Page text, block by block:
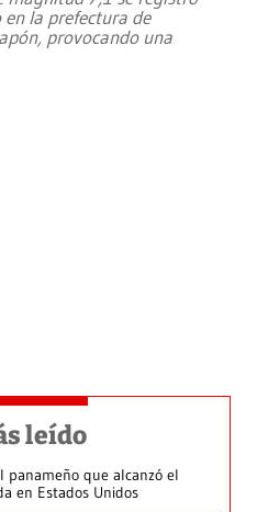
la prefectura de
provocando una
leído
panameño que alcanzó el
en Estados Unidos